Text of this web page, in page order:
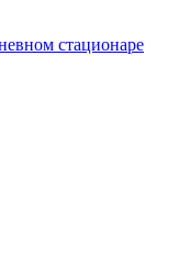
стационаре